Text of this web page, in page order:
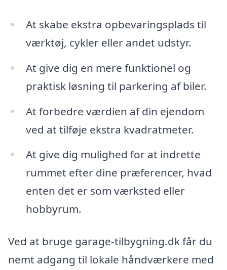
At skabe ekstra opbevaringsplads til
værktøj, cykler eller andet udstyr.
At give dig en mere funktionel og
praktisk løsning til parkering af biler.
At forbedre værdien af din ejendom
ved at tilføje ekstra kvadratmeter.
At give dig mulighed for at indrette
rummet efter dine præferencer, hvad
enten det er som værksted eller
hobbyrum.
Ved at bruge garage-tilbygning.dk får du
nemt adgang til lokale håndværkere med